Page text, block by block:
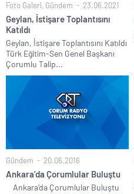
Foto Galeri, Gündem 23.06.2021
Geylan, İstişare Toplantısını
Katıldı
Geylan, İstişare Toplantısını Katıldı
Türk Eğitim-Sen Genel Başkanı
Çorumlu Talip...
Gündem 20.06.2016
Ankara’da Çorumlular Buluştu
Ankara’da Çorumlular Buluştu